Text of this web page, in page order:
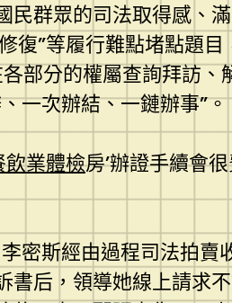
民群眾的司法取得感、
復”等履行難點堵點題
部分的權屬查詢拜訪
一次辦結、一鏈辦事”。
飲業體檢房’辦證手續會
密斯經由過程司法拍
書后，領導她線上請求